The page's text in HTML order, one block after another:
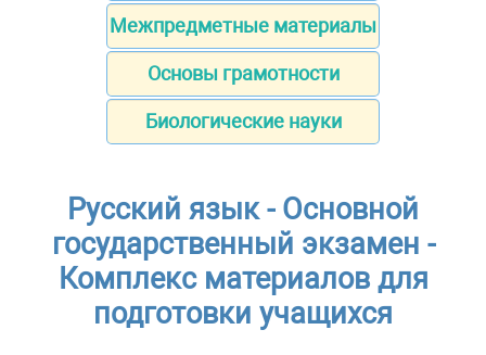
Межпредметные материалы
Основы грамотности
Биологические науки
Русский язык - Основной
государственный экзамен -
Комплекс материалов для
подготовки учащихся